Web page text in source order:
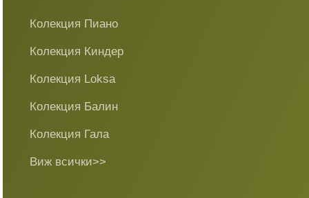
Колекция Пиано
Колекция Киндер
Колекция Loksa
Колекция Балин
Колекция Гала
Виж всички>>